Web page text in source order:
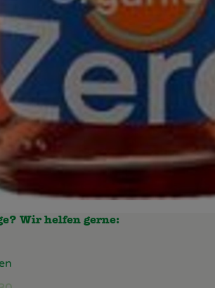
Winzern. Gute Weine
legen offen und
D-BW-1-6097-BCD
Wir helfen gerne: